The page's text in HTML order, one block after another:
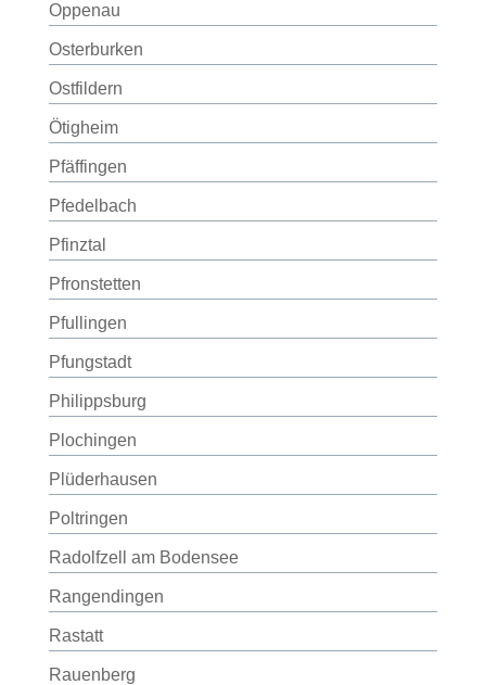
Oppenau
Osterburken
Ostfildern
Ötigheim
Pfäffingen
Pfedelbach
Pfinztal
Pfronstetten
Pfullingen
Pfungstadt
Philippsburg
Plochingen
Plüderhausen
Poltringen
Radolfzell am Bodensee
Rangendingen
Rastatt
Rauenberg